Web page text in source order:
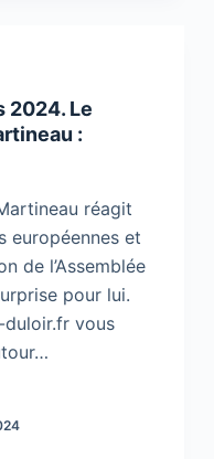
2024. Le
:
réagit
européennes et
de l’Assemblée
pour lui.
vous